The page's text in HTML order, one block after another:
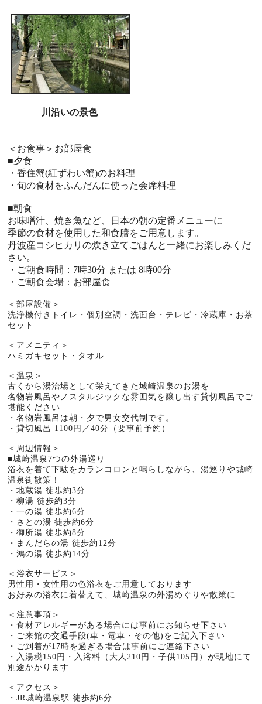
川沿いの景色
＜お食事＞お部屋食
■夕食
・香住蟹(紅ずわい蟹)のお料理
・旬の食材をふんだんに使った会席料理
■朝食
お味噌汁、焼き魚など、日本の朝の定番メニューに
季節の食材を使用した和食膳をご用意します。
丹波産コシヒカリの炊き立てごはんと一緒にお楽しみくだ
さい。
・ご朝食時間：7時30分 または 8時00分
・ご朝食会場：お部屋食
＜部屋設備＞
洗浄機付きトイレ・個別空調・洗面台・テレビ・冷蔵庫・お茶
セット
＜アメニティ＞
ハミガキセット・タオル
＜温泉＞
古くから湯治場として栄えてきた城崎温泉のお湯を
名物岩風呂やノスタルジックな雰囲気を醸し出す貸切風呂でご
堪能ください
・名物岩風呂は朝・夕で男女交代制です。
・貸切風呂 1100円／40分（要事前予約）
＜周辺情報＞
■城崎温泉7つの外湯巡り
浴衣を着て下駄をカランコロンと鳴らしながら、湯巡りや城崎
温泉街散策！
・地蔵湯 徒歩約3分
・柳湯 徒歩約3分
・一の湯 徒歩約6分
・さとの湯 徒歩約6分
・御所湯 徒歩約8分
・まんだらの湯 徒歩約12分
・鴻の湯 徒歩約14分
＜浴衣サービス＞
男性用・女性用の色浴衣をご用意しております
お好みの浴衣に着替えて、城崎温泉の外湯めぐりや散策に
＜注意事項＞
・食材アレルギーがある場合には事前にお知らせ下さい
・ご来館の交通手段(車・電車・その他)をご記入下さい
・ご到着が17時を過ぎる場合は事前にご連絡下さい
・入湯税150円・入浴料（大人210円・子供105円）が現地にて
別途かかります
＜アクセス＞
・JR城崎温泉駅 徒歩約6分